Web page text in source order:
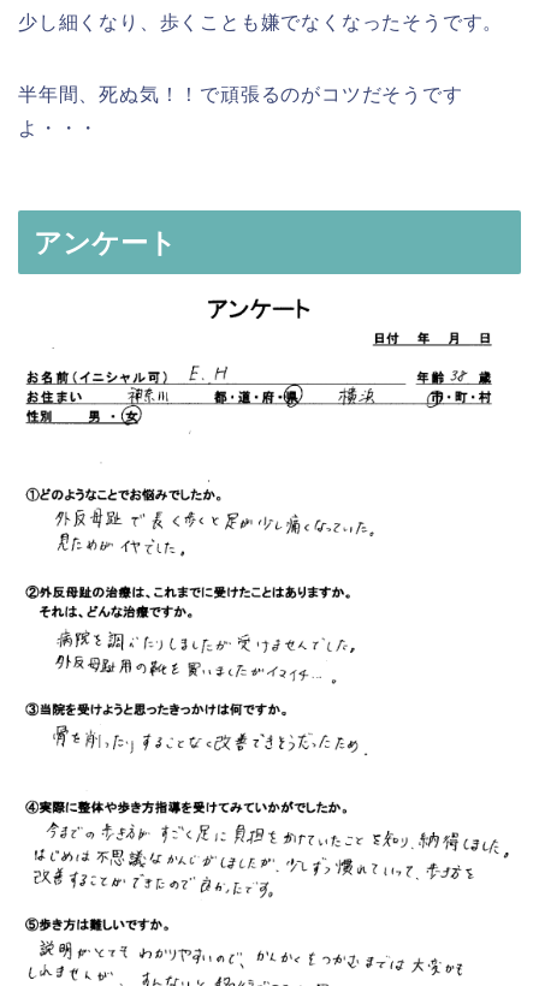
少し細くなり、歩くことも嫌でなくなったそうです。
半年間、死ぬ気！！で頑張るのがコツだそうです
よ・・・
アンケート